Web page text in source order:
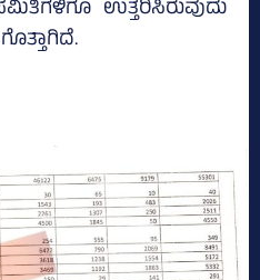
ಉತ್ತರಿಸಿರುವುದು